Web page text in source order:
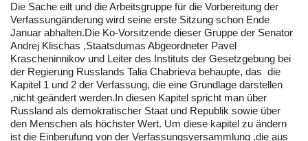
Die Sache eilt und die Arbeitsgruppe für die Vorbereitung der
Verfassungänderung wird seine erste Sitzung schon Ende
Januar abhalten.Die Ko-Vorsitzende dieser Gruppe der Senator
Andrej Klischas ,Staatsdumas Abgeordneter Pavel
Krascheninnikov und Leiter des Instituts der Gesetzgebung bei
der Regierung Russlands Talia Chabrieva behaupte, das die
Kapitel 1 und 2 der Verfassung, die eine Grundlage darstellen
,nicht geändert werden.In diesen Kapitel spricht man über
Russland als demokratischer Staat und Republik sowie über
den Menschen als höchster Wert. Um diese kapitel zu ändern
ist die Einberufung von der Verfassungsversammlung ,die aus